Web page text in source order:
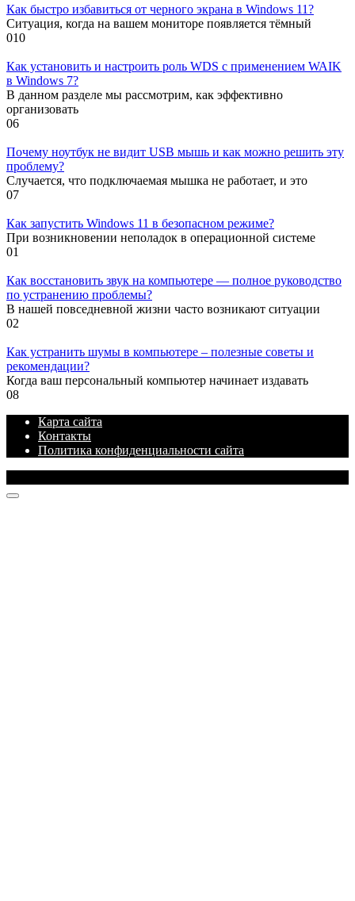
Как быстро избавиться от черного экрана в Windows 11?
Ситуация, когда на вашем мониторе появляется тёмный
010
Как установить и настроить роль WDS с применением WAIK
в Windows 7?
В данном разделе мы рассмотрим, как эффективно
организовать
06
Почему ноутбук не видит USB мышь и как можно решить эту
проблему?
Случается, что подключаемая мышка не работает, и это
07
Как запустить Windows 11 в безопасном режиме?
При возникновении неполадок в операционной системе
01
Как восстановить звук на компьютере — полное руководство
по устранению проблемы?
В нашей повседневной жизни часто возникают ситуации
02
Как устранить шумы в компьютере – полезные советы и
рекомендации?
Когда ваш персональный компьютер начинает издавать
08
Карта сайта
Контакты
Политика конфиденциальности сайта